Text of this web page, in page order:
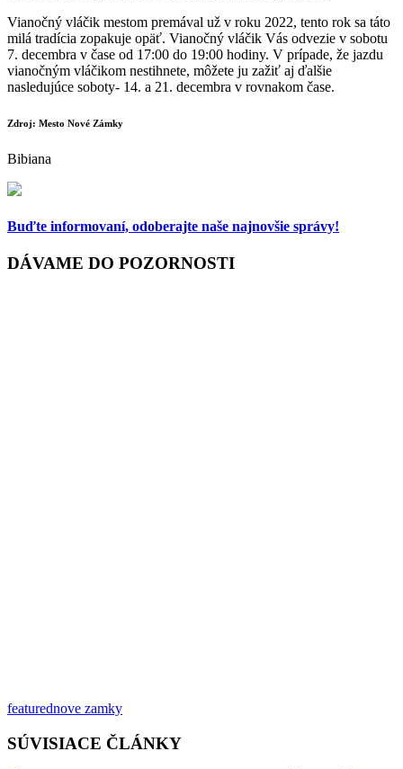
Vianočný vláčik mestom premával už v roku 2022, tento rok sa táto
milá tradícia zopakuje opäť. Vianočný vláčik Vás odvezie v sobotu
7. decembra v čase od 17:00 do 19:00 hodiny. V prípade, že jazdu
vianočným vláčikom nestihnete, môžete ju zažiť aj ďalšie
nasledujúce soboty- 14. a 21. decembra v rovnakom čase.
Zdroj: Mesto Nové Zámky
Bibiana
Buďte informovaní, odoberajte naše najnovšie správy!
DÁVAME DO POZORNOSTI
featurednove zamky
SÚVISIACE ČLÁNKY